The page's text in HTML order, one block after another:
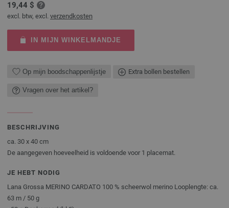
19,44 $
excl. btw, excl. verzendkosten
IN MIJN WINKELMANDJE
Op mijn boodschappenlijstje Extra bollen bestellen
Vragen over het artikel?
BESCHRIJVING
ca. 30 x 40 cm
De aangegeven hoeveelheid is voldoende voor 1 placemat.
JE HEBT NODIG
Lana Grossa MERINO CARDATO 100 % scheerwol merino Looplengte: ca.
63 m / 50 g